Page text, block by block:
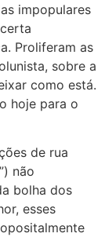
impopulares
Proliferam as
sobre a
como está.
hoje para o
de rua
não
bolha dos
esses